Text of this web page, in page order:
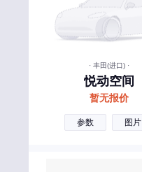
· 丰田(进口) ·
悦动空间
暂无报价
参数 图片
欧拉
Polestar